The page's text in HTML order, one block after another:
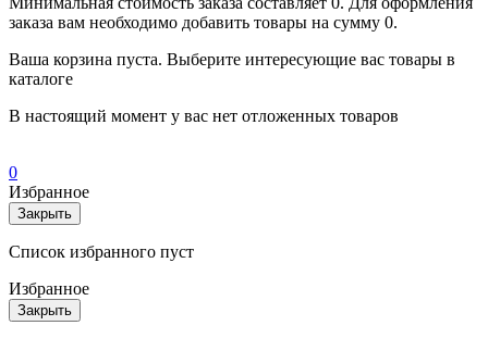
заказа вам необходимо добавить товары на сумму 0.
Ваша корзина пуста. Выберите интересующие вас товары в
каталоге
В настоящий момент у вас нет отложенных товаров
0
Избранное
Закрыть
Список избранного пуст
Избранное
Закрыть